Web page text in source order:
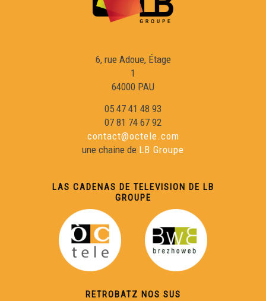
6, rue Adoue, Étage
1
64000 PAU
05 47 41 48 93
07 81 74 67 92
contact@octele.com
une chaine de LB Groupe
LAS CADENAS DE TELEVISION DE LB
GROUPE
RETROBATZ NOS SUS